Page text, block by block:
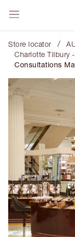
Store locator /
Charlotte Tilbury
Consultations